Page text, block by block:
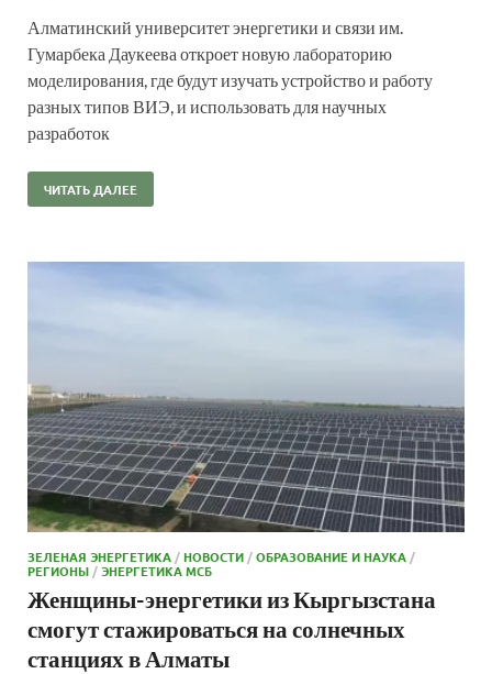
Алматинский университет энергетики и связи им.
Гумарбека Даукеева откроет новую лабораторию
моделирования, где будут изучать устройство и работу
разных типов ВИЭ, и использовать для научных
разработок
ЧИТАТЬ ДАЛЕЕ
ЗЕЛЕНАЯ ЭНЕРГЕТИКА/НОВОСТИ/ОБРАЗОВАНИЕ И НАУКА/
РЕГИОНЫ/ЭНЕРГЕТИКА МСБ
Женщины-энергетики из Кыргызстана
смогут стажироваться на солнечных
станциях в Алматы